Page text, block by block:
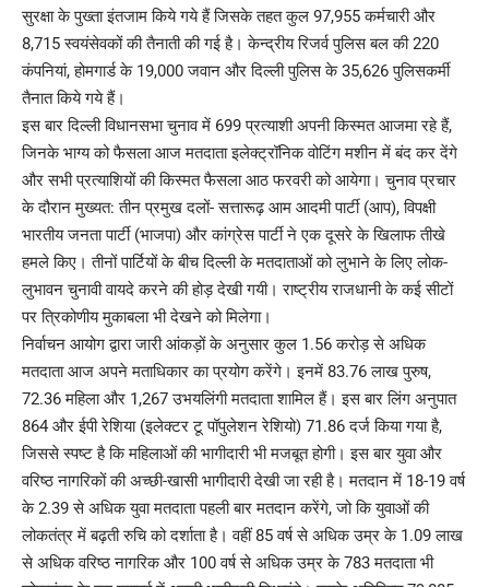
सुरक्षा के पुख्ता इंतजाम किये गये हैं जिसके तहत कुल 97,955 कर्मचारी और
8,715 स्वयंसेवकों की तैनाती की गई है। केन्द्रीय रिजर्व पुलिस बल की 220
कंपनियां, होमगार्ड के 19,000 जवान और दिल्ली पुलिस के 35,626 पुलिसकर्मी
तैनात किये गये हैं।
इस बार दिल्ली विधानसभा चुनाव में 699 प्रत्याशी अपनी किस्मत आजमा रहे हैं,
जिनके भाग्य को फैसला आज मतदाता इलेक्ट्रॉनिक वोटिंग मशीन में बंद कर देंगे
और सभी प्रत्याशियों की किस्मत फैसला आठ फरवरी को आयेगा। चुनाव प्रचार
के दौरान मुख्यत: तीन प्रमुख दलों- सत्तारूढ़ आम आदमी पार्टी (आप), विपक्षी
भारतीय जनता पार्टी (भाजपा) और कांग्रेस पार्टी ने एक दूसरे के खिलाफ तीखे
हमले किए। तीनों पार्टियों के बीच दिल्ली के मतदाताओं को लुभाने के लिए लोक-
लुभावन चुनावी वायदे करने की होड़ देखी गयी। राष्ट्रीय राजधानी के कई सीटों
पर त्रिकोणीय मुकाबला भी देखने को मिलेगा।
निर्वाचन आयोग द्वारा जारी आंकड़ों के अनुसार कुल 1.56 करोड़ से अधिक
मतदाता आज अपने मताधिकार का प्रयोग करेंगे। इनमें 83.76 लाख पुरुष,
72.36 महिला और 1,267 उभयलिंगी मतदाता शामिल हैं। इस बार लिंग अनुपात
864 और ईपी रेशिया (इलेक्टर टू पॉपुलेशन रेशियो) 71.86 दर्ज किया गया है,
जिससे स्पष्ट है कि महिलाओं की भागीदारी भी मजबूत होगी। इस बार युवा और
वरिष्ठ नागरिकों की अच्छी-खासी भागीदारी देखी जा रही है। मतदान में 18-19 वर्ष
के 2.39 से अधिक युवा मतदाता पहली बार मतदान करेंगे, जो कि युवाओं की
लोकतंत्र में बढ़ती रुचि को दर्शाता है। वहीं 85 वर्ष से अधिक उम्र के 1.09 लाख
से अधिक वरिष्ठ नागरिक और 100 वर्ष से अधिक उम्र के 783 मतदाता भी